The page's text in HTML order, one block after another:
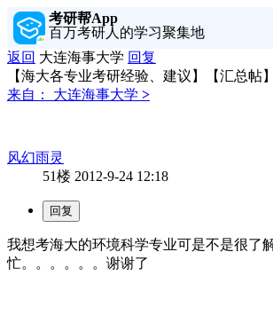
考研帮App
百万考研人的学习聚集地
返回 大连海事大学 回复
【海大各专业考研经验、建议】【汇总帖】
来自：
大连海事大学 >
风幻雨灵
51楼 2012-9-24 12:18
我想考海大的环境科学专业可是不是很了
忙。。。。。。谢谢了